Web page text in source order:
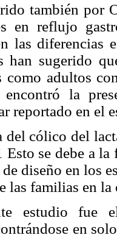
también por
en reflujo
las diferencias
han sugerido
como adultos
la
reportado en el
del cólico del
se debe a
diseño en los
las familias en
estudio fue
en